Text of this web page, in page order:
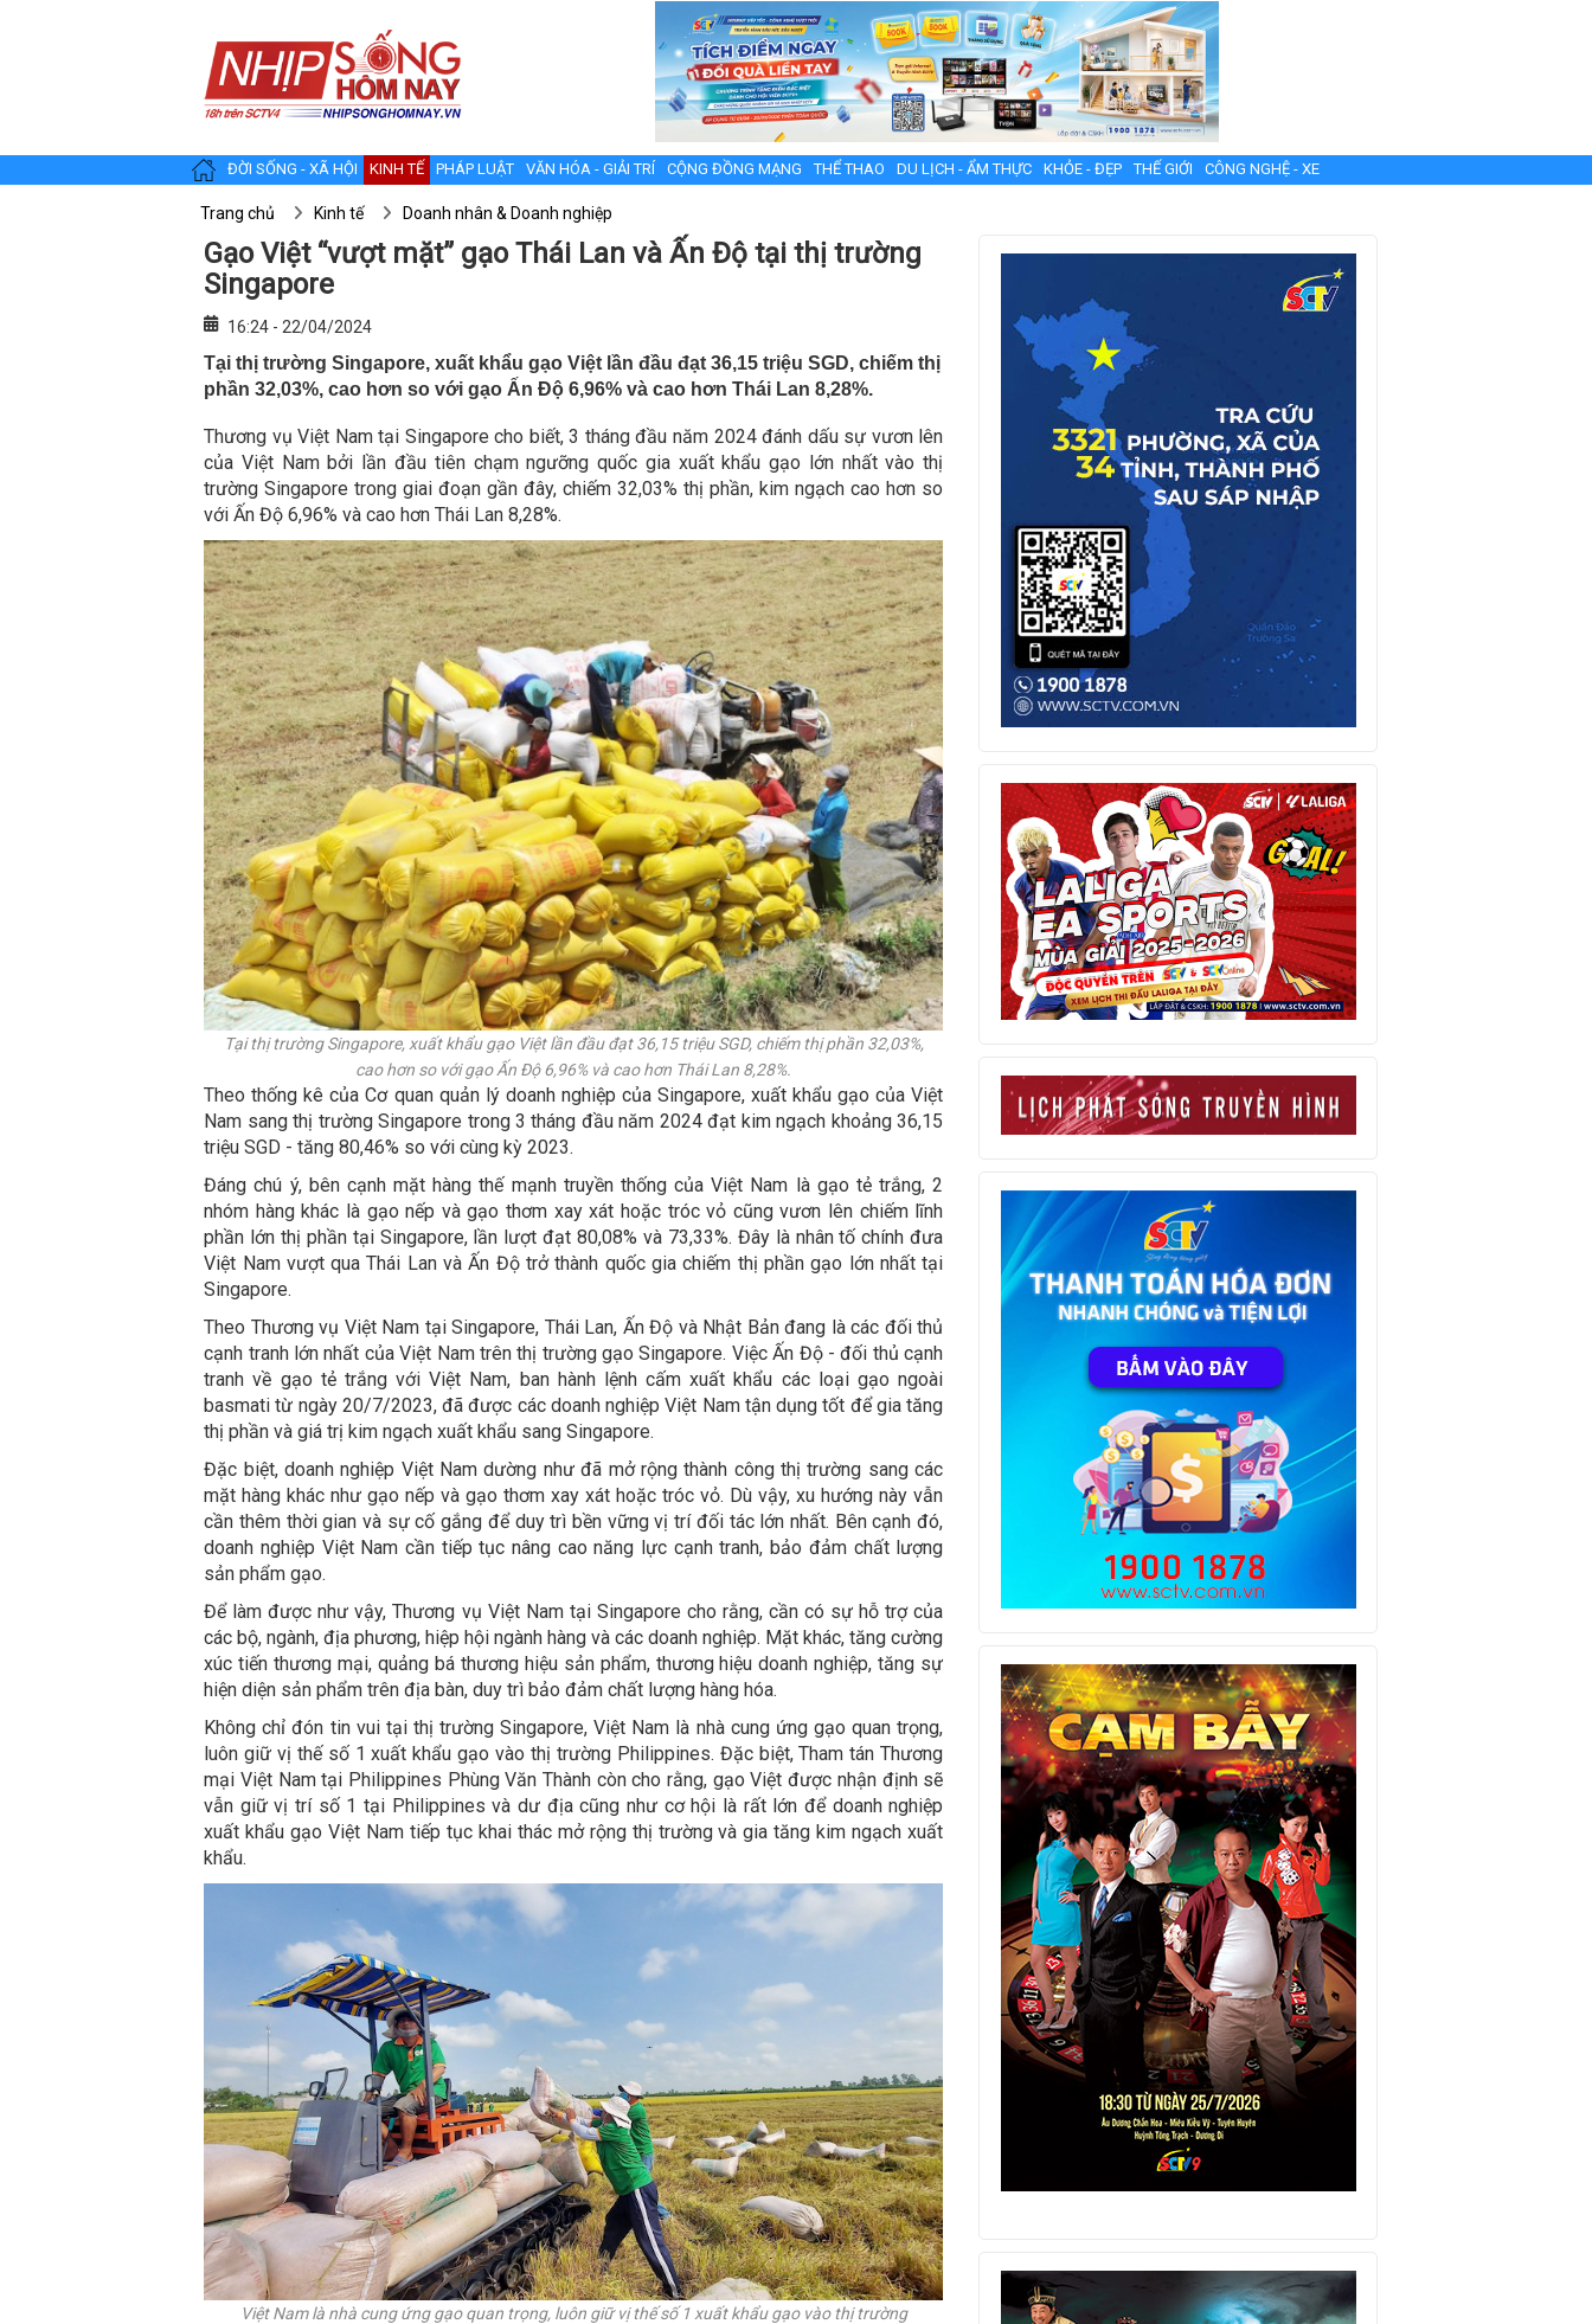
ĐỜI SỐNG - XÃ HỘI KINH TẾ PHÁP LUẬT VĂN HÓA - GIẢI TRÍ CỘNG ĐỒNG MẠNG THỂ THAO DU LỊCH - ẨM THỰC KHỎE - ĐẸP THẾ GIỚI CÔNG NGHỆ - XE
Trang chủ Kinh tế Doanh nhân & Doanh nghiệp
Gạo Việt “vượt mặt” gạo Thái Lan và Ấn Độ tại thị trường
Singapore
16:24 - 22/04/2024
Tại thị trường Singapore, xuất khẩu gạo Việt lần đầu đạt 36,15 triệu SGD, chiếm thị
phần 32,03%, cao hơn so với gạo Ấn Độ 6,96% và cao hơn Thái Lan 8,28%.
Thương vụ Việt Nam tại Singapore cho biết, 3 tháng đầu năm 2024 đánh dấu sự vươn lên
của Việt Nam bởi lần đầu tiên chạm ngưỡng quốc gia xuất khẩu gạo lớn nhất vào thị
trường Singapore trong giai đoạn gần đây, chiếm 32,03% thị phần, kim ngạch cao hơn so
với Ấn Độ 6,96% và cao hơn Thái Lan 8,28%.
Tại thị trường Singapore, xuất khẩu gạo Việt lần đầu đạt 36,15 triệu SGD, chiếm thị phần 32,03%,
cao hơn so với gạo Ấn Độ 6,96% và cao hơn Thái Lan 8,28%.
Theo thống kê của Cơ quan quản lý doanh nghiệp của Singapore, xuất khẩu gạo của Việt
Nam sang thị trường Singapore trong 3 tháng đầu năm 2024 đạt kim ngạch khoảng 36,15
triệu SGD - tăng 80,46% so với cùng kỳ 2023.
Đáng chú ý, bên cạnh mặt hàng thế mạnh truyền thống của Việt Nam là gạo tẻ trắng, 2
nhóm hàng khác là gạo nếp và gạo thơm xay xát hoặc tróc vỏ cũng vươn lên chiếm lĩnh
phần lớn thị phần tại Singapore, lần lượt đạt 80,08% và 73,33%. Đây là nhân tố chính đưa
Việt Nam vượt qua Thái Lan và Ấn Độ trở thành quốc gia chiếm thị phần gạo lớn nhất tại
Singapore.
Theo Thương vụ Việt Nam tại Singapore, Thái Lan, Ấn Độ và Nhật Bản đang là các đối thủ
cạnh tranh lớn nhất của Việt Nam trên thị trường gạo Singapore. Việc Ấn Độ - đối thủ cạnh
tranh về gạo tẻ trắng với Việt Nam, ban hành lệnh cấm xuất khẩu các loại gạo ngoài
basmati từ ngày 20/7/2023, đã được các doanh nghiệp Việt Nam tận dụng tốt để gia tăng
thị phần và giá trị kim ngạch xuất khẩu sang Singapore.
Đặc biệt, doanh nghiệp Việt Nam dường như đã mở rộng thành công thị trường sang các
mặt hàng khác như gạo nếp và gạo thơm xay xát hoặc tróc vỏ. Dù vậy, xu hướng này vẫn
cần thêm thời gian và sự cố gắng để duy trì bền vững vị trí đối tác lớn nhất. Bên cạnh đó,
doanh nghiệp Việt Nam cần tiếp tục nâng cao năng lực cạnh tranh, bảo đảm chất lượng
sản phẩm gạo.
Để làm được như vậy, Thương vụ Việt Nam tại Singapore cho rằng, cần có sự hỗ trợ của
các bộ, ngành, địa phương, hiệp hội ngành hàng và các doanh nghiệp. Mặt khác, tăng cường
xúc tiến thương mại, quảng bá thương hiệu sản phẩm, thương hiệu doanh nghiệp, tăng sự
hiện diện sản phẩm trên địa bàn, duy trì bảo đảm chất lượng hàng hóa.
Không chỉ đón tin vui tại thị trường Singapore, Việt Nam là nhà cung ứng gạo quan trọng,
luôn giữ vị thế số 1 xuất khẩu gạo vào thị trường Philippines. Đặc biệt, Tham tán Thương
mại Việt Nam tại Philippines Phùng Văn Thành còn cho rằng, gạo Việt được nhận định sẽ
vẫn giữ vị trí số 1 tại Philippines và dư địa cũng như cơ hội là rất lớn để doanh nghiệp
xuất khẩu gạo Việt Nam tiếp tục khai thác mở rộng thị trường và gia tăng kim ngạch xuất
khẩu.
Việt Nam là nhà cung ứng gạo quan trọng, luôn giữ vị thế số 1 xuất khẩu gạo vào thị trường